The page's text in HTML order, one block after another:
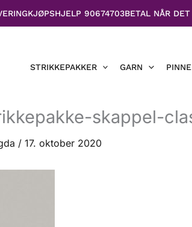
KJØPSHJELP 90674703BETAL NÅR DET
STRIKKEPAKKER GARN
skappel-
/ 17. oktober 2020